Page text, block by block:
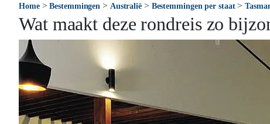
Home>Bestemmingen > Australië> Bestemmingen per staat>
Wat maakt deze rondreis zo